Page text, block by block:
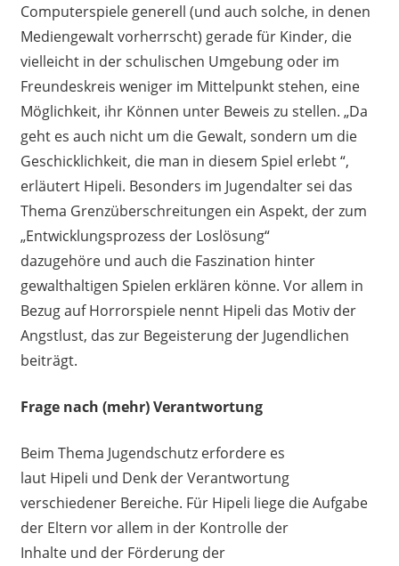
Computerspiele generell (und auch solche, in denen
Mediengewalt vorherrscht) gerade für Kinder, die
vielleicht in der schulischen Umgebung oder im
Freundeskreis weniger im Mittelpunkt stehen, eine
Möglichkeit, ihr Können unter Beweis zu stellen. „Da
geht es auch nicht um die Gewalt, sondern um die
Geschicklichkeit, die man in diesem Spiel erlebt “,
erläutert Hipeli. Besonders im Jugendalter sei das
Thema Grenzüberschreitungen ein Aspekt, der zum
„Entwicklungsprozess der Loslösung“
dazugehöreund auch die Faszination hinter
gewalthaltigen Spielen erklären könne. Vor allem in
Bezug auf Horrorspiele nennt Hipeli das Motiv der
Angstlust, das zur Begeisterung der Jugendlichen
beiträgt.
Frage nach (mehr) Verantwortung
Beim Thema Jugendschutz erfordere es
laut Hipeli und Denk derVerantwortung
verschiedener Bereiche. FürHipeli liege dieAufgabe
der Eltern vor allem in derKontrolle der
Inhalte und der Förderung der